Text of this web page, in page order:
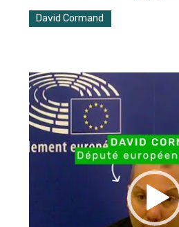
David Cormand
Lecteur
vidéo